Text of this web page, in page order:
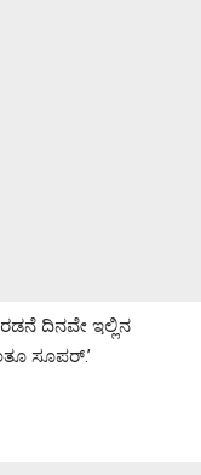
ದಿನವೇ ಇಲ್ಲಿನ
ಸೂಪರ್.’